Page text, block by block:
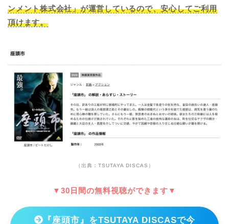
ンメント株式会社」が運営しているので、安心してご利用
頂けます。
（出典：TSUTAYA DISCAS）
▼30日間の無料視聴ができます▼
『座頭市』をTSUTAYA DISCASで今